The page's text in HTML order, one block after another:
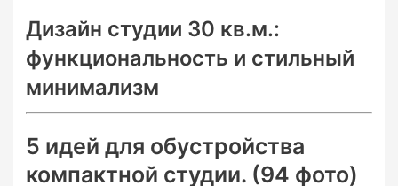
Дизайн студии 30 кв.м.:
функциональность и стильный
минимализм
5 идей для обустройства
компактной студии. (94 фото)